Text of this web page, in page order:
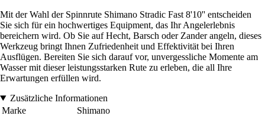
Mit der Wahl der Spinnrute Shimano Stradic Fast 8'10'' entscheiden
Sie sich für ein hochwertiges Equipment, das Ihr Angelerlebnis
bereichern wird. Ob Sie auf Hecht, Barsch oder Zander angeln, dieses
Werkzeug bringt Ihnen Zufriedenheit und Effektivität bei Ihren
Ausflügen. Bereiten Sie sich darauf vor, unvergessliche Momente am
Wasser mit dieser leistungsstarken Rute zu erleben, die all Ihre
Erwartungen erfüllen wird.
Zusätzliche Informationen
Marke
Shimano